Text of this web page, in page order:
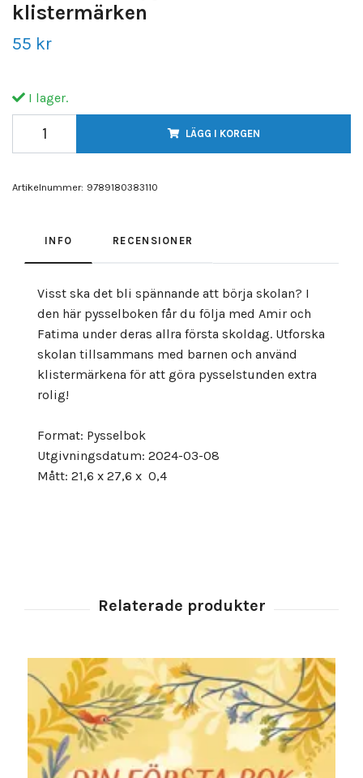
klistermärken
55 kr
I lager.
LÄGG I KORGEN
Artikelnummer: 9789180383110
INFO RECENSIONER
Visst ska det bli spännande att börja skolan? I
den här pysselboken får du följa med Amir och
Fatima under deras allra första skoldag. Utforska
skolan tillsammans med barnen och använd
klistermärkena för att göra pysselstunden extra
rolig!
Format: Pysselbok
Utgivningsdatum: 2024-03-08
Mått: 21,6 x 27,6 x 0,4